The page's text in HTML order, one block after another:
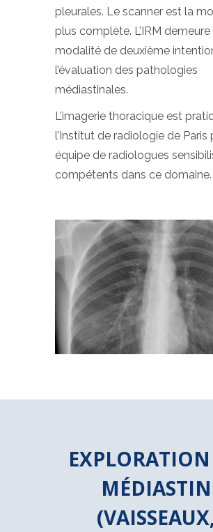
pleurales. Le scanner est la
plus complète. L’IRM demeure
modalité de deuxième
l’évaluation des pathologies
médiastinales.
L’imagerie thoracique est
l’Institut de radiologie de Paris
équipe de radiologues
compétents dans ce domaine.
MÉDIASTIN